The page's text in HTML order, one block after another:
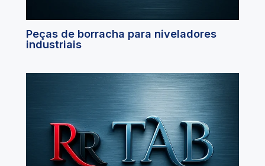
Peças de borracha para niveladores
industriais